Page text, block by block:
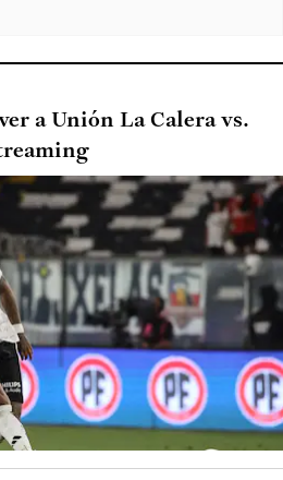
a Unión La Calera vs.